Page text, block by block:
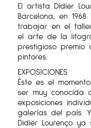
El artista Didier
Barcelona, ​​en
trabajar en el
el arte de la
prestigioso
pintores.
EXPOSICIONES
Éste es el
ser muy conocida
exposiciones
galerías del país.
Didier Lourenço